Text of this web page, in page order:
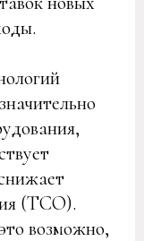
(TCO).
возможно,